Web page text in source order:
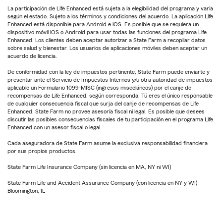
La participación de Life Enhanced está sujeta a la elegibilidad del programa y varía
según el estado. Sujeto a los términos y condiciones del acuerdo. La aplicación Life
Enhanced está disponible para Android e iOS. Es posible que se requiera un
dispositivo móvil iOS o Android para usar todas las funciones del programa Life
Enhanced. Los clientes deben aceptar autorizar a State Farm a recopilar datos
sobre salud y bienestar. Los usuarios de aplicaciones móviles deben aceptar un
acuerdo de licencia.
De conformidad con la ley de impuestos pertinente, State Farm puede enviarte y
presentar ante el Servicio de Impuestos Internos y/u otra autoridad de impuestos
aplicable un Formulario 1099-MISC (ingresos misceláneos) por el canje de
recompensas de Life Enhanced, según corresponda. Tú eres el único responsable
de cualquier consecuencia fiscal que surja del canje de recompensas de Life
Enhanced. State Farm no provee asesoría fiscal ni legal. Es posible que desees
discutir las posibles consecuencias fiscales de tu participación en el programa Life
Enhanced con un asesor fiscal o legal.
Cada aseguradora de State Farm asume la exclusiva responsabilidad financiera
por sus propios productos.
State Farm Life Insurance Company (sin licencia en MA, NY ni WI)
State Farm Life and Accident Assurance Company (con licencia en NY y WI)
Bloomington, IL